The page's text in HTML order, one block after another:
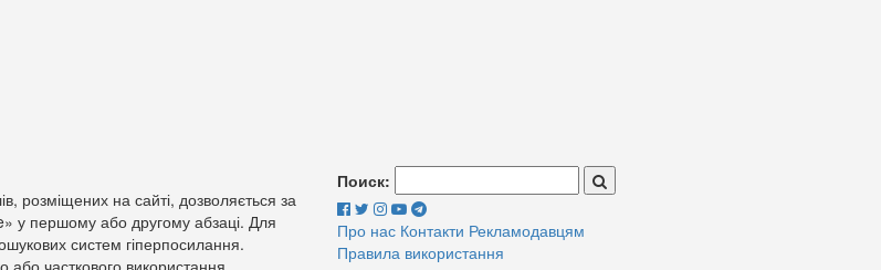
розміщених на сайті, дозволяється за
у першому або другому абзаці. Для
систем гіперпосилання.
Поиск:
Про нас Контакти Рекламодавцям
Правила використання